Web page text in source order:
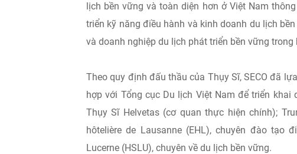
lịch bền vững và toàn diện hơn ở Việt Nam
triển kỹ năng điều hành và kinh doanh du lịch
và doanh nghiệp du lịch phát triển bền vững
Theo quy định đấu thầu của Thụy Sĩ, SECO đã
hợp với Tổng cục Du lịch Việt Nam để triển
Thụy Sĩ Helvetas (cơ quan thực hiện chính);
hôtelière de Lausanne (EHL), chuyên đào tạo
Lucerne (HSLU), chuyên về du lịch bền vững.